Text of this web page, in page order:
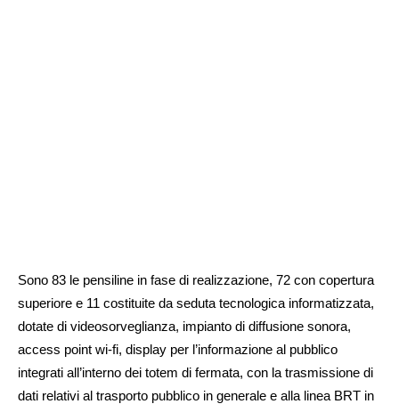
Sono 83 le pensiline in fase di realizzazione, 72 con copertura
superiore e 11 costituite da seduta tecnologica informatizzata,
dotate di videosorveglianza, impianto di diffusione sonora,
access point wi-fi, display per l’informazione al pubblico
integrati all’interno dei totem di fermata, con la trasmissione di
dati relativi al trasporto pubblico in generale e alla linea BRT in